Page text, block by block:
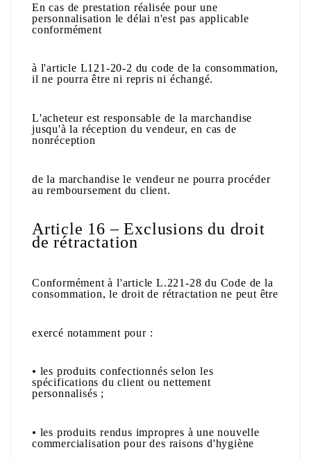
En cas de prestation réalisée pour une
personnalisation le délai n'est pas applicable
conformément
à l'article L121-20-2 du code de la consommation,
il ne pourra être ni repris ni échangé.
L'acheteur est responsable de la marchandise
jusqu'à la réception du vendeur, en cas de
nonréception
de la marchandise le vendeur ne pourra procéder
au remboursement du client.
Article 16 – Exclusions du droit
de rétractation
Conformément à l'article L.221-28 du Code de la
consommation, le droit de rétractation ne peut être
exercé notamment pour :
• les produits confectionnés selon les
spécifications du client ou nettement
personnalisés ;
• les produits rendus impropres à une nouvelle
commercialisation pour des raisons d'hygiène